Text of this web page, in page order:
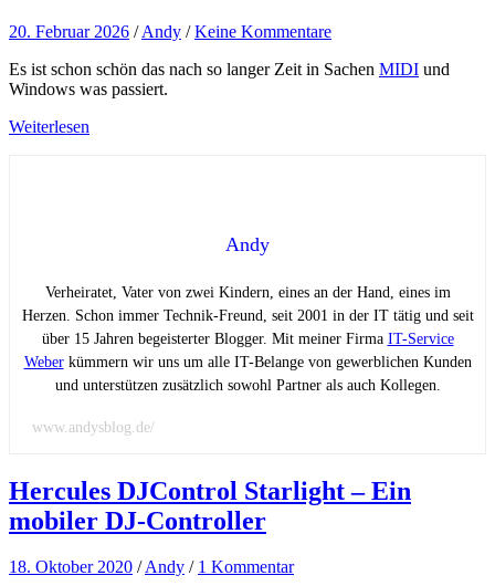
20. Februar 2026 /Andy /Keine Kommentare
Es ist schon schön das nach so langer Zeit in Sachen MIDI und
Windows was passiert.
Weiterlesen
Andy
Verheiratet, Vater von zwei Kindern, eines an der Hand, eines im
Herzen. Schon immer Technik-Freund, seit 2001 in der IT tätig und seit
über 15 Jahren begeisterter Blogger. Mit meiner Firma IT-Service
Weberkümmern wir uns um alle IT-Belange von gewerblichen Kunden
und unterstützen zusätzlich sowohl Partner als auch Kollegen.
www.andysblog.de/
Hercules DJControl Starlight – Ein
mobiler DJ-Controller
18. Oktober 2020 /Andy / 1 Kommentar